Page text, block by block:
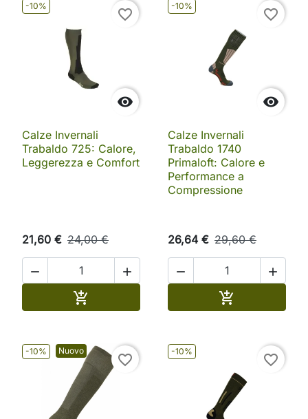
-10%

favorite_border
Calze Invernali
Trabaldo 725: Calore,
Leggerezza e Comfort
21,60 € 24,00 €
 

-10%

favorite_border
Calze Invernali
Trabaldo 1740
Primaloft: Calore e
Performance a
Compressione
26,64 € 29,60 €
 

-10% Nuovo
favorite_border
-10%
favorite_border